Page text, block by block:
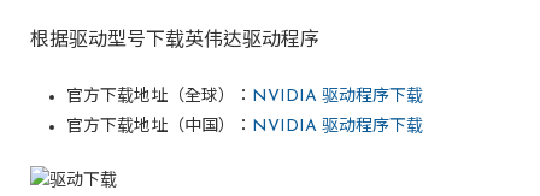
根据驱动型号下载英伟达驱动程序
官方下载地址（全球）： NVIDIA 驱动程序下载
官方下载地址（中国）： NVIDIA 驱动程序下载